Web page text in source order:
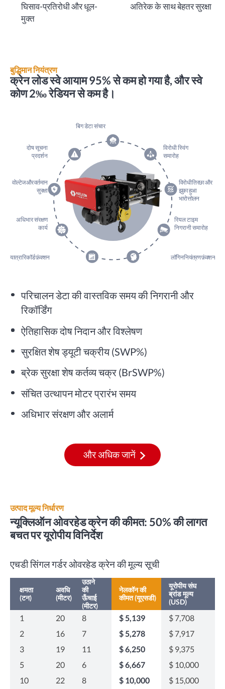
घिसाव-प्रतिरोधी और धूल-
मुक्त
अतिरेक के साथ बेहतर सुरक्षा
बुद्धिमान नियंत्रण
क्रेन लोड स्वे आयाम 95% से कम हो गया है, और स्वे
कोण 2‰ रेडियन से कम है।
बिग डेटा संचार
विरोधी स्विंग
समारोह
विरोधी तिरछा और
झुका हुआ
भारोत्तोलन
रियल टाइम
निगरानी समारोह
लॉगिन नियंत्रण फ़ंक्शन
यात्रा रिकॉर्ड फ़ंक्शन
अधिभार संरक्षण
कार्य
वोल्टेज और वर्तमान
सुरक्षा
दोष सूचना
प्रदर्शन
परिचालन डेटा की वास्तविक समय की निगरानी और
रिकॉर्डिंग
ऐतिहासिक दोष निदान और विश्लेषण
सुरक्षित शेष ड्यूटी चक्रीय (SWP%)
ब्रेक सुरक्षा शेष कर्तव्य चक्र (BrSWP%)
संचित उत्थापन मोटर प्रारंभ समय
अधिभार संरक्षण और अलार्म
और अधिक जानें
उत्पाद मूल्य निर्धारण
न्यूक्लिऑन ओवरहेड क्रेन की कीमत: 50% की लागत
बचत पर यूरोपीय विनिर्देश
एचडी सिंगल गर्डर ओवरहेड क्रेन की मूल्य सूची
क्षमता
(टन)
अवधि
(मीटर)
उठाने
की
ऊँचाई
(मीटर)
नेलकॉन की
कीमत (यूएसडी)
यूरोपीय संघ
ब्रांड मूल्य
(USD)
1 20 8 $ 5,139
$ 7,708
2
16 7 $ 5,278
$ 7,917
3
19 11 $ 6,250
$ 9,375
5
20 6 $ 6,667
$ 10,000
10
22 8 $ 10,000 $ 15,000